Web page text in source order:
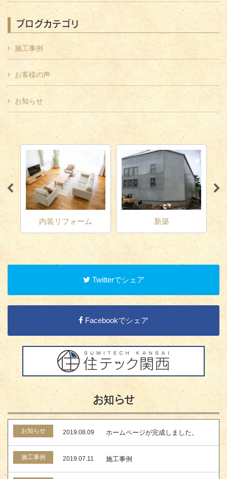
ブログカテゴリ
施工事例
お客様の声
お知らせ
新築
ン
Twitterでシェア
Facebookでシェア
お知らせ
お知らせ 2019.08.09 ホームページが完成しました。
施工事例 2019.07.11 施工事例